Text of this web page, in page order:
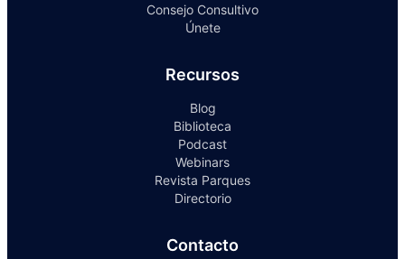
Consejo Consultivo
Únete
Recursos
Blog
Biblioteca
Podcast
Webinars
Revista Parques
Directorio
Contacto